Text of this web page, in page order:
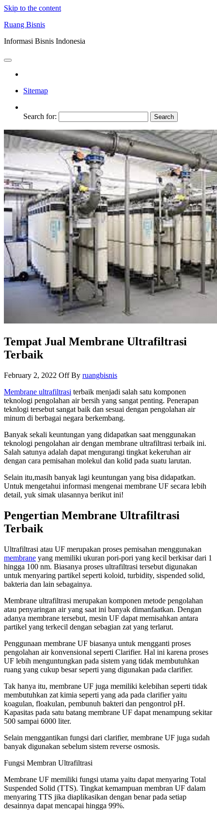
Skip to the content
Ruang Bisnis
Informasi Bisnis Indonesia
Sitemap
Search for:
Tempat Jual Membrane Ultrafiltrasi
Terbaik
February 2, 2022 OffBy ruangbisnis
Membrane ultrafiltrasi terbaik menjadi salah satu komponen
teknologi pengolahan air bersih yang sangat penting. Penerapan
teknlogi tersebut sangat baik dan sesuai dengan pengolahan air
minum di berbagai negara berkembang.
Banyak sekali keuntungan yang didapatkan saat menggunakan
teknologi pengolahan air dengan membrane ultrafiltrasi terbaik ini.
Salah satunya adalah dapat mengurangi tingkat kekeruhan air
dengan cara pemisahan molekul dan kolid pada suatu larutan.
Selain itu,masih banyak lagi keuntungan yang bisa didapatkan.
Untuk mengetahui informasi mengenai membrane UF secara lebih
detail, yuk simak ulasannya berikut ini!
Pengertian Membrane Ultrafiltrasi
Terbaik
Ultrafiltrasi atau UF merupakan proses pemisahan menggunakan
membrane yang memiliki ukuran pori-pori yang kecil berkisar dari 1
hingga 100 nm. Biasanya proses ultrafiltrasi tersebut digunakan
untuk menyaring partikel seperti koloid, turbidity, sispended solid,
bakteria dan lain sebagainya.
Membrane ultrafiltrasi merupakan komponen metode pengolahan
atau penyaringan air yang saat ini banyak dimanfaatkan. Dengan
adanya membrane tersebut, mesin UF dapat memisahkan antara
partikel yang terkecil dengan sebagian zat yang terlarut.
Penggunaan membrane UF biasanya untuk mengganti proses
pengolahan air konvensional seperti Clarifier. Hal ini karena proses
UF lebih menguntungkan pada sistem yang tidak membutuhkan
ruang yang cukup besar seperti yang digunakan pada clarifier.
Tak hanya itu, membrane UF juga memiliki kelebihan seperti tidak
membutuhkan zat kimia seperti yang ada pada clarifier yaitu
koagulan, floakulan, pembunuh bakteri dan pengontrol pH.
Kapasitas pada satu batang membrane UF dapat menampung sekitar
500 sampai 6000 liter.
Selain menggantikan fungsi dari clarifier, membrane UF juga sudah
banyak digunakan sebelum sistem reverse osmosis.
Fungsi Membran Ultrafiltrasi
Membrane UF memiliki fungsi utama yaitu dapat menyaring Total
Suspended Solid (TTS). Tingkat kemampuan membran UF dalam
menyaring TTS jika diaplikasikan dengan benar pada setiap
desainnya dapat mencapai hingga 99%.